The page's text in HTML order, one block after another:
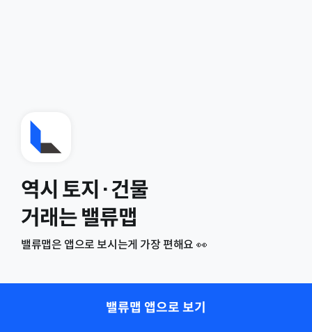
역시 토지·건물
거래는 밸류맵
밸류맵은 앱으로 보시는게 가장 편해요 👀
밸류맵 앱으로 보기